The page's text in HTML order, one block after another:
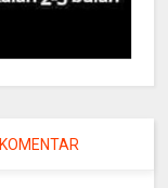
KOMENTAR